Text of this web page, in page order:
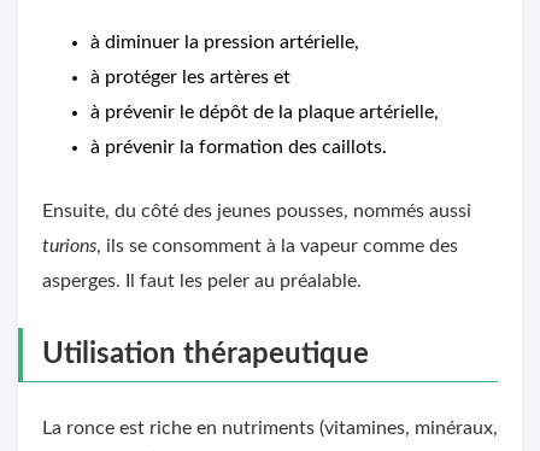
à diminuer la pression artérielle,
à protéger les artères et
à prévenir le dépôt de la plaque artérielle,
à prévenir la formation des caillots.
Ensuite, du côté des jeunes pousses, nommés aussi
turions, ils se consomment à la vapeur comme des
asperges. Il faut les peler au préalable.
Utilisation thérapeutique
La ronce est riche en nutriments (vitamines, minéraux,